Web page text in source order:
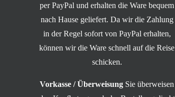
per PayPal und erhalten die Ware bequem
nach Hause geliefert. Da wir die Zahlung
in der Regel sofort von PayPal erhalten,
können wir die Ware schnell auf die Reise
schicken.
Vorkasse / Überweisung Sie überweisen